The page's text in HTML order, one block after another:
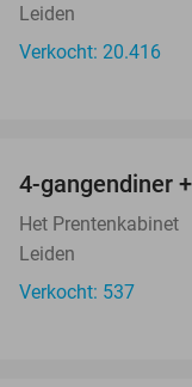
Leiden
Verkocht: 20.416
4-gangendiner
Het Prentenkabinet
Leiden
Verkocht: 537